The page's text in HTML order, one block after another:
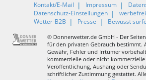
Kontakt/E-Mail Impressum
Datenschutz-Einstellungen
Wetter-B2B
Presse Bewusst
© Donnerwetter.de GmbH - Der
für den privaten Gebrauch bestimmt.
Gewähr, Fehler und Irrtümer
kommerzielle oder nicht
Veröffentlichung, Aushang oder
schriftlicher Zustimmung gestattet.